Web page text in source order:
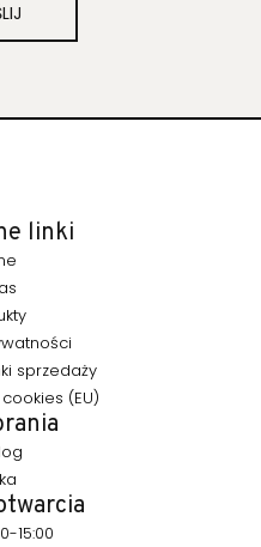
linki
sprzedaży
(EU)
15:00